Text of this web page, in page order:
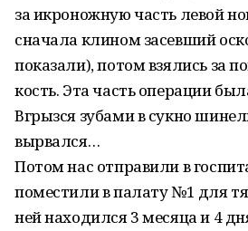
за икроножную часть левой
сначала клином засевший
показали), потом взялись за
кость. Эта часть операции
Вгрызся зубами в сукно
вырвался…
Потом нас отправили в
поместили в палату №1 для
ней находился 3 месяца и 4